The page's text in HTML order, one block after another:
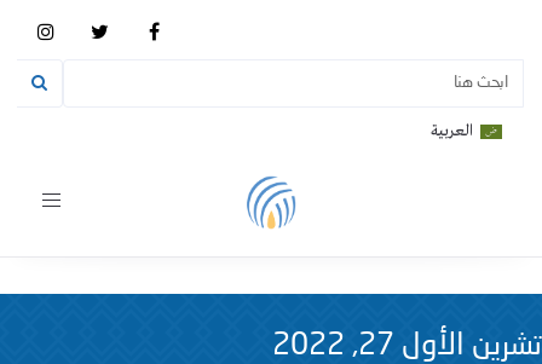
العربية
Toggle
تشرين الأول 27, 2022